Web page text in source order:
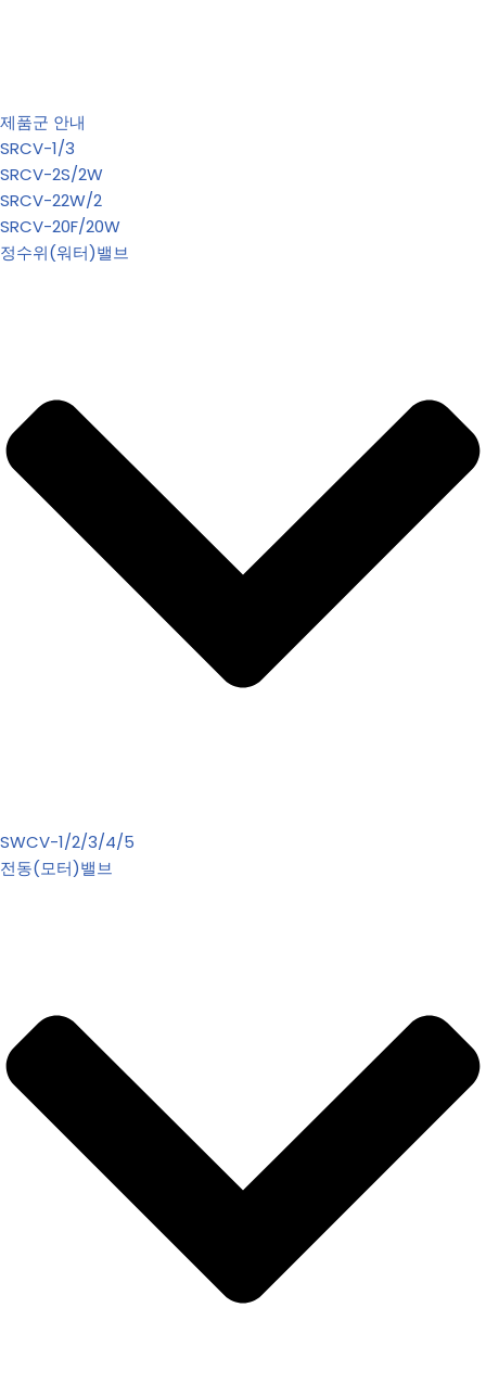
제품군 안내
SRCV-1/3
SRCV-2S/2W
SRCV-22W/2
SRCV-20F/20W
정수위(워터)밸브
SWCV-1/2/3/4/5
전동(모터)밸브